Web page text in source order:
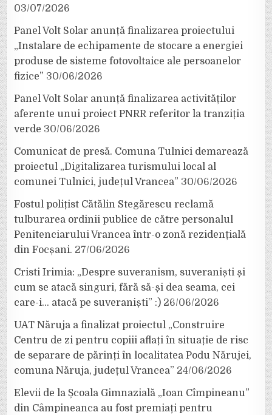
03/07/2026
Panel Volt Solar anunță finalizarea proiectului
„Instalare de echipamente de stocare a energiei
produse de sisteme fotovoltaice ale persoanelor
fizice” 30/06/2026
Panel Volt Solar anunță finalizarea activităților
aferente unui proiect PNRR referitor la tranziția
verde 30/06/2026
Comunicat de presă. Comuna Tulnici demarează
proiectul „Digitalizarea turismului local al
comunei Tulnici, județul Vrancea” 30/06/2026
Fostul polițist Cătălin Stegărescu reclamă
tulburarea ordinii publice de către personalul
Penitenciarului Vrancea într-o zonă rezidențială
din Focșani. 27/06/2026
Cristi Irimia: „Despre suveranism, suveraniști și
cum se atacă singuri, fără să-și dea seama, cei
care-i… atacă pe suveraniști” :) 26/06/2026
UAT Năruja a finalizat proiectul „Construire
Centru de zi pentru copiii aflați în situație de risc
de separare de părinți în localitatea Podu Nărujei,
comuna Năruja, județul Vrancea” 24/06/2026
Elevii de la Școala Gimnazială „Ioan Cîmpineanu”
din Câmpineanca au fost premiați pentru